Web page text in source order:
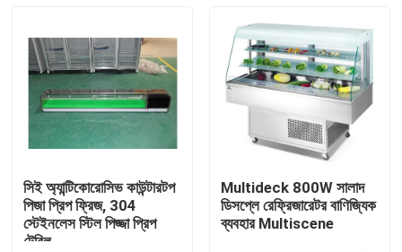
পরিচিতি
পণ্য
বাণিজ্যিক প্রদর্শন রেফ্রিজারেটর
বাণিজ্যিক পানীয় রেফ্রিজারেটর
সিই অ্যান্টিকোরোসিভ কাউন্টারটপ
পিজা প্রিপ ফ্রিজ, 304
স্টেইনলেস স্টিল পিজ্জা প্রিপ
টেবিল
Multideck 800W সালাদ
ডিসপ্লে রেফ্রিজারেটর বাণিজ্যিক
ব্যবহার Multiscene